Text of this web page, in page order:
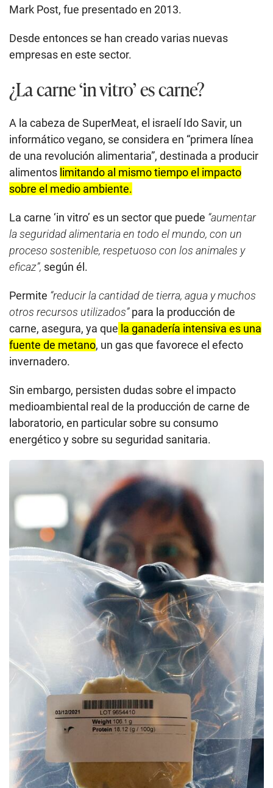
Mark Post, fue presentado en 2013.
Desde entonces se han creado varias nuevas
empresas en este sector.
¿La carne ‘in vitro’ es carne?
A la cabeza de SuperMeat, el israelí Ido Savir, un
informático vegano, se considera en “primera línea
de una revolución alimentaria”, destinada a producir
alimentos limitando al mismo tiempo el impacto
sobre el medio ambiente.
La carne ‘in vitro’ es un sector que puede “aumentar
la seguridad alimentaria en todo el mundo, con un
proceso sostenible, respetuoso con los animales y
eficaz”, según él.
Permite “reducir la cantidad de tierra, agua y muchos
otros recursos utilizados”para la producción de
carne, asegura, ya que la ganadería intensiva es una
fuente de metano, un gas que favorece el efecto
invernadero.
Sin embargo, persisten dudas sobre el impacto
medioambiental real de la producción de carne de
laboratorio, en particular sobre su consumo
energético y sobre su seguridad sanitaria.